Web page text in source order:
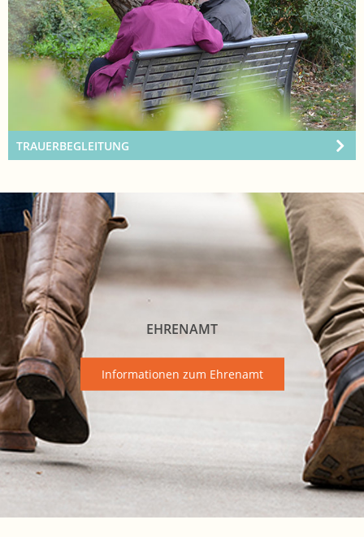
TRAUERBEGLEITUNG
EHRENAMT
Informationen zum Ehrenamt